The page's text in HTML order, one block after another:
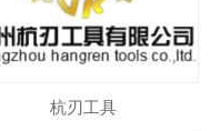
杭刃工具